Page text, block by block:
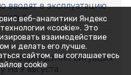
вводят в эксплуатацию
и повреждения: ситуация
на 9 августа
веб-аналитики Яндекс
«cookie». Это
взаимодействие
и делать его лучше.
сайтом, вы соглашаетесь
cookie